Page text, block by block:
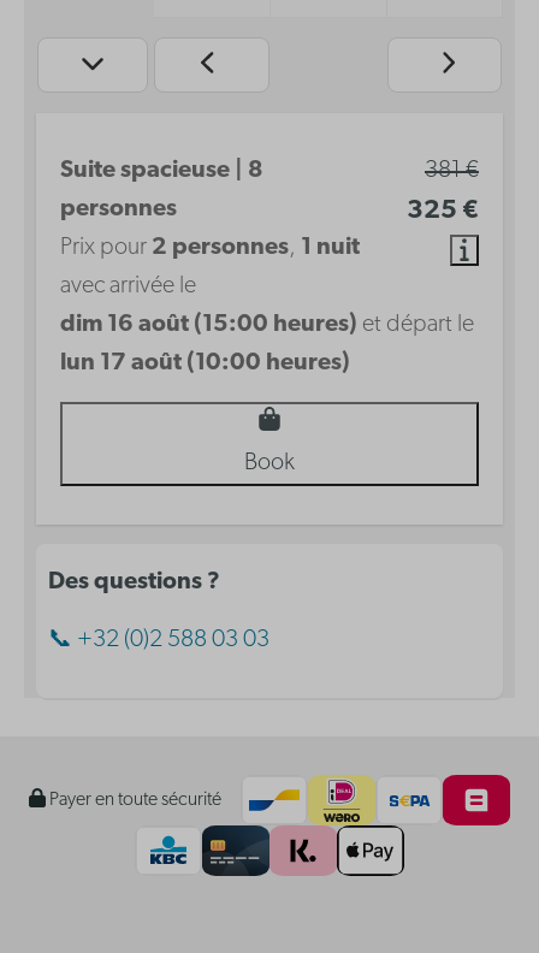
381 €
325 €
Suite spacieuse | 8
personnes
Prix pour 2 personnes, 1 nuit
avec arrivée le
dim 16 août (15:00 heures) et départ le
lun 17 août (10:00 heures)
Book
Des questions ?
📞 +32 (0)2 588 03 03
Payer en toute sécurité